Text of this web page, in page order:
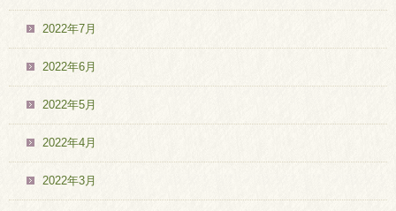
2022年7月
2022年6月
2022年5月
2022年4月
2022年3月